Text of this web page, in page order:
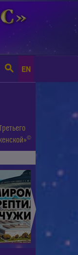
EN
©
►